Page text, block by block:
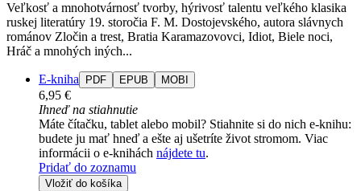
Veľkosť a mnohotvárnosť tvorby, hýrivosť talentu veľkého klasika
ruskej literatúry 19. storočia F. M. Dostojevského, autora slávnych
románov Zločin a trest, Bratia Karamazovovci, Idiot, Biele noci,
Hráč a mnohých iných...
E-kniha PDF EPUB MOBI
6,95 €
Ihneď na stiahnutie
Máte čítačku, tablet alebo mobil? Stiahnite si do nich e-knihu:
budete ju mať hneď a ešte aj ušetríte život stromom. Viac
informácii o e-knihách nájdete tu.
Pridať do zoznamu
Vložiť do košíka